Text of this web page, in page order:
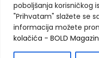
poboljšanja korisničkog
"Prihvatam" slažete se
informacija možete
kolačića - BOLD